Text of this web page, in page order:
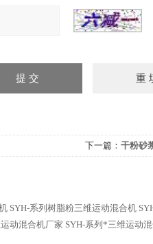
下一篇： 干粉砂
SYH-系列树脂粉三维运动混合机
动混合机厂家 SYH-系列*三维运动